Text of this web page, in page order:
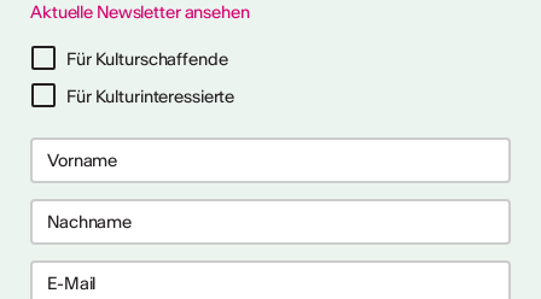
abonnieren
2024/2025
Aktuelle Newsletter ansehen
Für Kulturschaffende
Für Kulturinteressierte